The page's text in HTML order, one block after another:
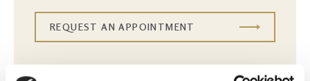
REQUEST AN APPOINTMENT